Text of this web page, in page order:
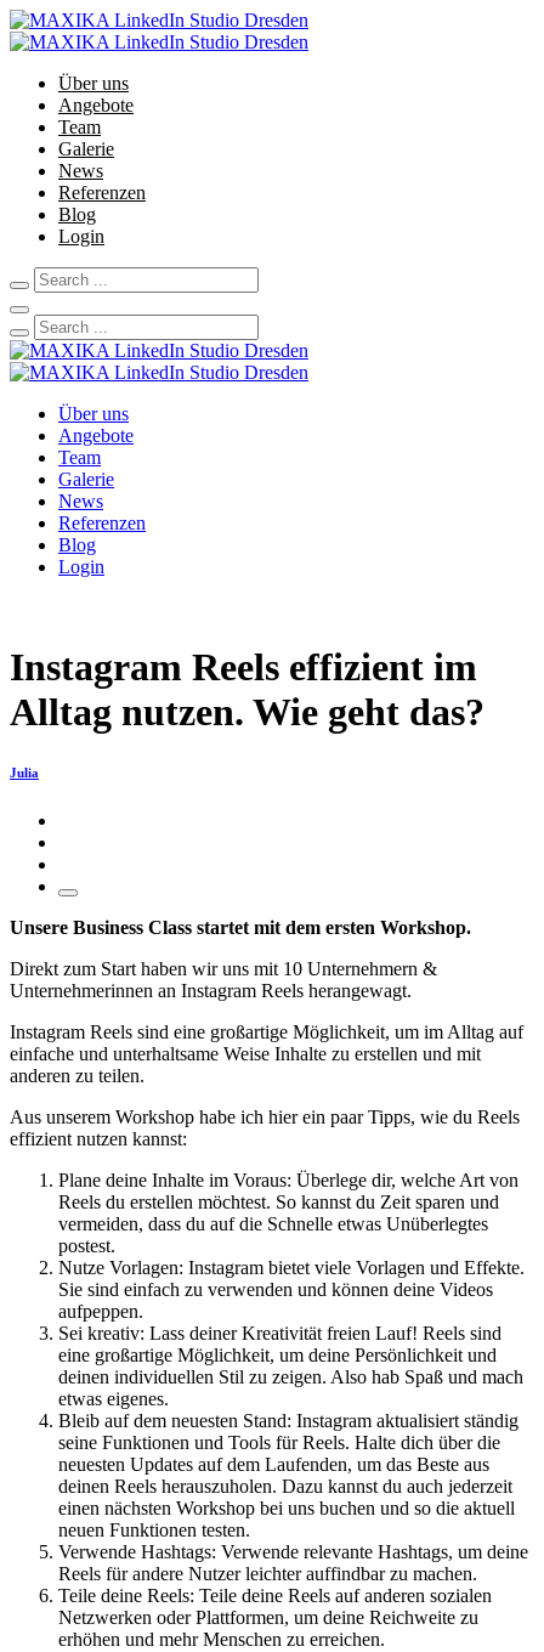
Über uns
Angebote
Team
Galerie
News
Referenzen
Blog
Login
Über uns
Angebote
Team
Galerie
News
Referenzen
Blog
Login
Instagram Reels effizient im
Alltag nutzen. Wie geht das?
Julia
Unsere Business Class startet mit dem ersten Workshop.
Direkt zum Start haben wir uns mit 10 Unternehmern &
Unternehmerinnen an Instagram Reels herangewagt.
Instagram Reels sind eine großartige Möglichkeit, um im Alltag auf
einfache und unterhaltsame Weise Inhalte zu erstellen und mit
anderen zu teilen.
Aus unserem Workshop habe ich hier ein paar Tipps, wie du Reels
effizient nutzen kannst:
Plane deine Inhalte im Voraus: Überlege dir, welche Art von
Reels du erstellen möchtest. So kannst du Zeit sparen und
vermeiden, dass du auf die Schnelle etwas Unüberlegtes
postest.
Nutze Vorlagen: Instagram bietet viele Vorlagen und Effekte.
Sie sind einfach zu verwenden und können deine Videos
aufpeppen.
Sei kreativ: Lass deiner Kreativität freien Lauf! Reels sind
eine großartige Möglichkeit, um deine Persönlichkeit und
deinen individuellen Stil zu zeigen. Also hab Spaß und mach
etwas eigenes.
Bleib auf dem neuesten Stand: Instagram aktualisiert ständig
seine Funktionen und Tools für Reels. Halte dich über die
neuesten Updates auf dem Laufenden, um das Beste aus
deinen Reels herauszuholen. Dazu kannst du auch jederzeit
einen nächsten Workshop bei uns buchen und so die aktuell
neuen Funktionen testen.
Verwende Hashtags: Verwende relevante Hashtags, um deine
Reels für andere Nutzer leichter auffindbar zu machen.
Teile deine Reels: Teile deine Reels auf anderen sozialen
Netzwerken oder Plattformen, um deine Reichweite zu
erhöhen und mehr Menschen zu erreichen.